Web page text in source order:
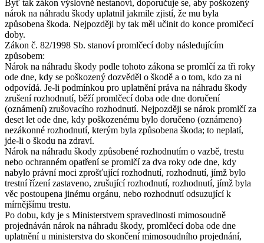
Byť tak zákon výslovně nestanoví, doporučuje se, aby poškozený
nárok na náhradu škody uplatnil jakmile zjistí, že mu byla
způsobena škoda. Nejpozději by tak měl učinit do konce promlčecí
doby.
Zákon č. 82/1998 Sb. stanoví promlčecí doby následujícím
způsobem:
Nárok na náhradu škody podle tohoto zákona se promlčí za tři roky
ode dne, kdy se poškozený dozvěděl o škodě a o tom, kdo za ni
odpovídá. Je-li podmínkou pro uplatnění práva na náhradu škody
zrušení rozhodnutí, běží promlčecí doba ode dne doručení
(oznámení) zrušovacího rozhodnutí. Nejpozději se nárok promlčí za
deset let ode dne, kdy poškozenému bylo doručeno (oznámeno)
nezákonné rozhodnutí, kterým byla způsobena škoda; to neplatí,
jde-li o škodu na zdraví.
Nárok na náhradu škody způsobené rozhodnutím o vazbě, trestu
nebo ochranném opatření se promlčí za dva roky ode dne, kdy
nabylo právní moci zprošťující rozhodnutí, rozhodnutí, jímž bylo
trestní řízení zastaveno, zrušující rozhodnutí, rozhodnutí, jímž byla
věc postoupena jinému orgánu, nebo rozhodnutí odsuzující k
mírnějšímu trestu.
Po dobu, kdy je s Ministerstvem spravedlnosti mimosoudně
projednáván nárok na náhradu škody, promlčecí doba ode dne
uplatnění u ministerstva do skončení mimosoudního projednání,